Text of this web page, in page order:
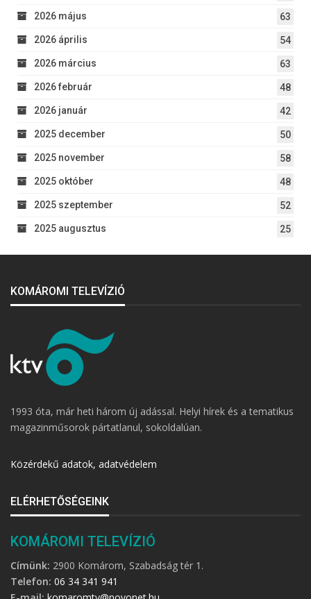
2026 május 63
2026 április 54
2026 március 63
2026 február 48
2026 január 42
2025 december 50
2025 november 58
2025 október 48
2025 szeptember 52
2025 augusztus 25
KOMÁROMI TELEVÍZIÓ
1993 óta, már heti három új adással. Helyi hírek és a tematikus
magazinműsorok pártatlanul, sokoldalúan.
Közérdekű adatok, adatvédelem
ELÉRHETŐSÉGEINK
KOMÁROMI TELEVÍZIÓ
Címünk: 2900 Komárom, Szabadság tér 1.
Telefon: 06 34 341 941